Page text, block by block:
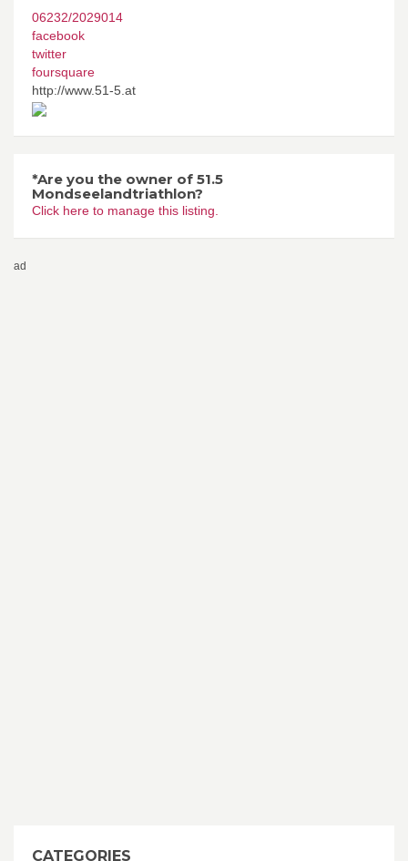
06232/2029014
facebook
twitter
foursquare
http://www.51-5.at
*Are you the owner of 51.5
Mondseelandtriathlon?
Click here to manage this listing.
ad
CATEGORIES